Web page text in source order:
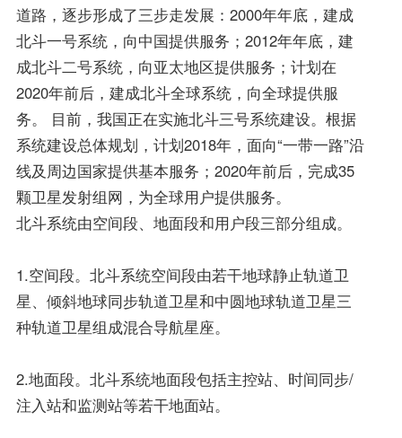
道路，逐步形成了三步走发展：2000年年底，建成
北斗一号系统，向中国提供服务；2012年年底，建
成北斗二号系统，向亚太地区提供服务；计划在
2020年前后，建成北斗全球系统，向全球提供服
务。 目前，我国正在实施北斗三号系统建设。根据
系统建设总体规划，计划2018年，面向“一带一路”沿
线及周边国家提供基本服务；2020年前后，完成35
颗卫星发射组网，为全球用户提供服务。
北斗系统由空间段、地面段和用户段三部分组成。
1.空间段。北斗系统空间段由若干地球静止轨道卫
星、倾斜地球同步轨道卫星和中圆地球轨道卫星三
种轨道卫星组成混合导航星座。
2.地面段。北斗系统地面段包括主控站、时间同步/
注入站和监测站等若干地面站。